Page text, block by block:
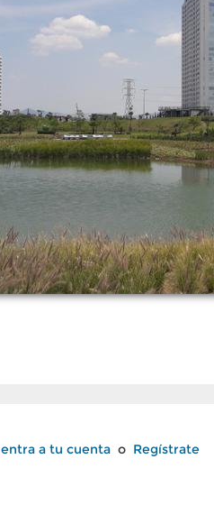
entra a tu cuenta o Regístrate